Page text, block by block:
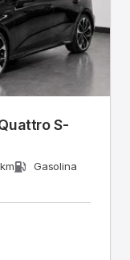
S-
Gasolina